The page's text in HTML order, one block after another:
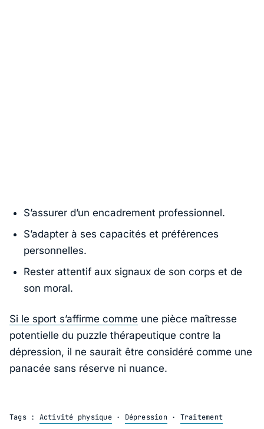
S’assurer d’un encadrement professionnel.
S’adapter à ses capacités et préférences
personnelles.
Rester attentif aux signaux de son corps et de
son moral.
Si le sport s’affirme comme une pièce maîtresse
potentielle du puzzle thérapeutique contre la
dépression, il ne saurait être considéré comme une
panacée sans réserve ni nuance.
Tags : Activité physique· Dépression· Traitement